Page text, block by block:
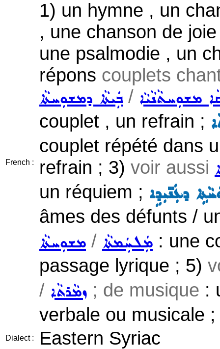
French :
1) un hymne , un
, une chanson de
une psalmodie , un
répons couplets
ܒܲܝܬܵܐ ܕܡܫܘܼܚܬܵܐ/ ܡܫܘܼܚܬܵܢܵܝܵܐ
couplet , un refrain ;
couplet répété dans
refrain ; 3) voir aussi
un réquiem ; ܕܥܲܢ̈ܝܼܕܹܐ
âmes des défunts /
ܡܫܘܼܚܬܵܐ / ܡܲܠܚܲܡܬܵܐ : une
passage lyrique ; 5)
/ ܙܡܵܪܬܵܐ ; de musique :
verbale ou musicale ;
Dialect :
Eastern Syriac